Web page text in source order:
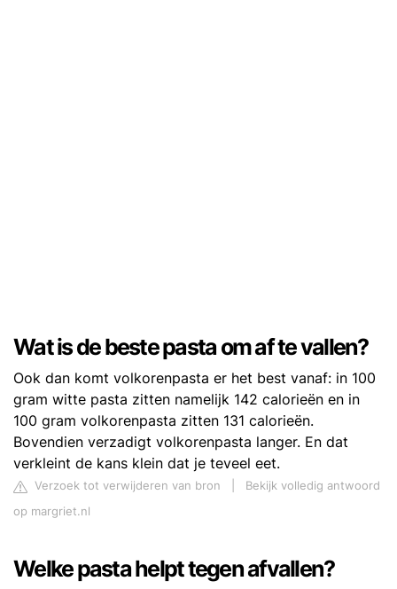
Wat is de beste pasta om af te vallen?
Ook dan komt volkorenpasta er het best vanaf: in 100
gram witte pasta zitten namelijk 142 calorieën en in
100 gram volkorenpasta zitten 131 calorieën.
Bovendien verzadigt volkorenpasta langer. En dat
verkleint de kans klein dat je teveel eet.
Verzoek tot verwijderen van bron
Bekijk volledig antwoord
op margriet.nl
Welke pasta helpt tegen afvallen?